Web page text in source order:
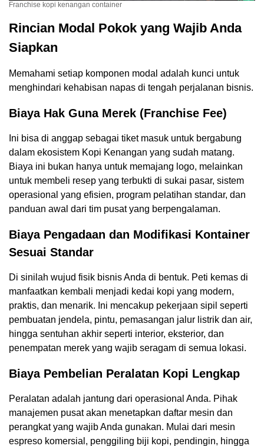
Franchise kopi kenangan container
Rincian Modal Pokok yang Wajib Anda
Siapkan
Memahami setiap komponen modal adalah kunci untuk
menghindari kehabisan napas di tengah perjalanan bisnis.
Biaya Hak Guna Merek (Franchise Fee)
Ini bisa di anggap sebagai tiket masuk untuk bergabung
dalam ekosistem Kopi Kenangan yang sudah matang.
Biaya ini bukan hanya untuk memajang logo, melainkan
untuk membeli resep yang terbukti di sukai pasar, sistem
operasional yang efisien, program pelatihan standar, dan
panduan awal dari tim pusat yang berpengalaman.
Biaya Pengadaan dan Modifikasi Kontainer
Sesuai Standar
Di sinilah wujud fisik bisnis Anda di bentuk. Peti kemas di
manfaatkan kembali menjadi kedai kopi yang modern,
praktis, dan menarik. Ini mencakup pekerjaan sipil seperti
pembuatan jendela, pintu, pemasangan jalur listrik dan air,
hingga sentuhan akhir seperti interior, eksterior, dan
penempatan merek yang wajib seragam di semua lokasi.
Biaya Pembelian Peralatan Kopi Lengkap
Peralatan adalah jantung dari operasional Anda. Pihak
manajemen pusat akan menetapkan daftar mesin dan
perangkat yang wajib Anda gunakan. Mulai dari mesin
espreso komersial, penggiling biji kopi, pendingin, hingga